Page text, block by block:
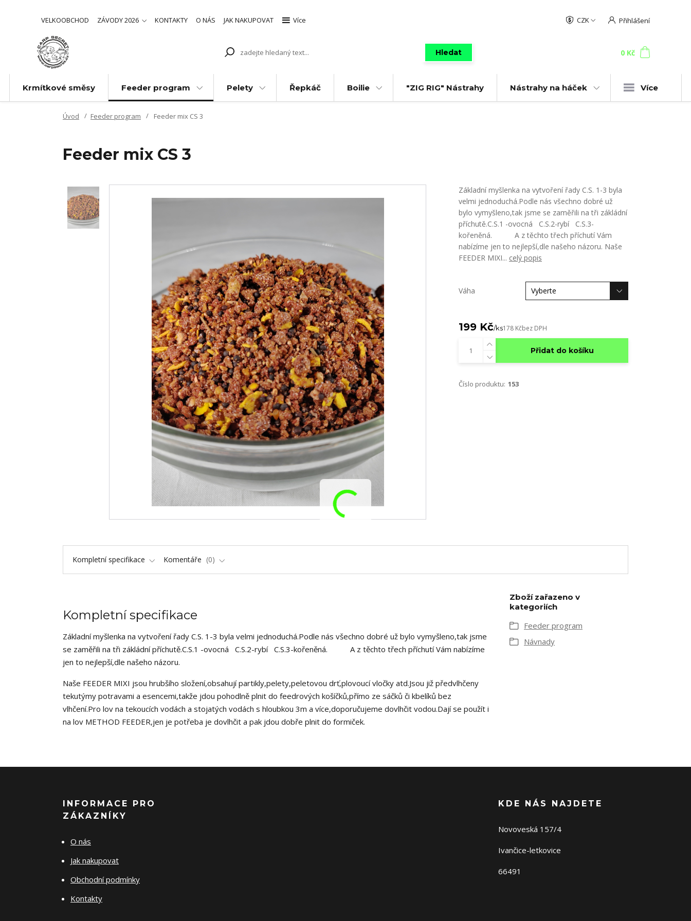
VELKOOBCHOD ZÁVODY 2026 KONTAKTY O NÁS JAK NAKUPOVAT Více CZK Přihlášení
Hledat 0 Kč
Krmítkové směsy Feeder program Pelety Řepkáč Boilie "ZIG RIG" Nástrahy Nástrahy na háček Více
Úvod Feeder program Feeder mix CS 3
Feeder mix CS 3
Základní myšlenka na vytvoření řady C.S. 1-3 byla
velmi jednoduchá.Podle nás všechno dobré už
bylo vymyšleno,tak jsme se zaměřili na tři zákládní
příchutě.C.S.1 -ovocná C.S.2-rybí C.S.3-
kořeněná. A z těchto třech příchutí Vám
nabízíme jen to nejlepší,dle našeho názoru. Naše
FEEDER MIXI... celý popis
Váha
199 Kč/ks178 Kčbez DPH
Přidat do košíku
Číslo produktu: 153
Kompletní specifikace Komentáře 0
Kompletní specifikace
Základní myšlenka na vytvoření řady C.S. 1-3 byla velmi jednoduchá.Podle nás všechno dobré už bylo vymyšleno,tak jsme
se zaměřili na tři zákládní příchutě.C.S.1 -ovocná C.S.2-rybí C.S.3-kořeněná. A z těchto třech příchutí Vám nabízíme
jen to nejlepší,dle našeho názoru.
Naše FEEDER MIXI jsou hrubšího složení,obsahují partikly,pelety,peletovou drť,plovoucí vločky atd.Jsou již předvlhčeny
tekutýmy potravami a esencemi,takže jdou pohodlně plnit do feedrových košíčků,přímo ze sáčků či kbelíků bez
vlhčení.Pro lov na tekoucích vodách a stojatých vodách s hloubkou 3m a více,doporučujeme dovlhčit vodou.Dají se použít i
na lov METHOD FEEDER,jen je potřeba je dovlhčit a pak jdou dobře plnit do formiček.
Zboží zařazeno v
kategoriích
Feeder program
Návnady
INFORMACE PRO
ZÁKAZNÍKY
O nás
Jak nakupovat
Obchodní podmínky
Kontakty
KDE NÁS NAJDETE
Novoveská 157/4
Ivančice-letkovice
66491